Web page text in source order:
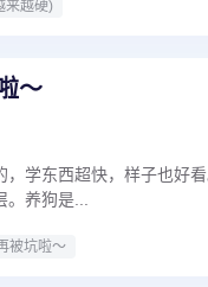
来越硬)
～
学东西超快，样子也好
养狗是...
被坑啦～